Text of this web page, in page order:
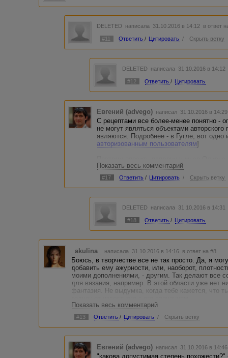
DELETED написала 31.10.2016 в 14:12 в ответ
#11 Ответить / Цитировать / Скрыть ветку
DELETED написала 31.10.2016 в
#12 Ответить / Цитировать
Евгений (advego) написал 31.10.2016 в
С рецептами все более-менее понятно -
не могут являться объектами
являются. Подробнее - в Гугле, вот одно
авторизованным пользователям]
P. S. Вообще Гугл - полезная штука,
Показать весь комментарий
#17 Ответить / Цитировать / Скрыть ветку
DELETED написала 31.10.2016 в
#18 Ответить / Цитировать
_akulina_ написала 31.10.2016 в 14:16 в ответ на #8
Боюсь, в творчестве все не так просто. Да, я
добавить ему ажурности, или, наоборот,
моими дополнениями, - другим. Так делают все
для вязания, например. В этой области уже нет
фантазия. Не выдумка, когда тебе кажется, что
Отсюда и вопрос, так какова допустимая
Я не оспариваю правила сайта, я их очень
Показать весь комментарий
#13 Ответить / Цитировать / Скрыть ветку
Евгений (advego) написал 31.10.2016 в
"какова допустимая степень